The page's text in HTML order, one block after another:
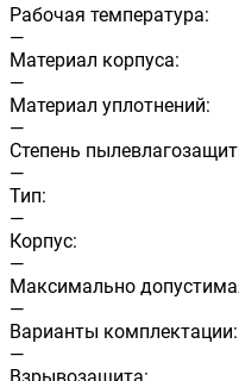
Рабочая температура:
—
Материал корпуса:
—
Материал уплотнений:
—
Cтепень
—
Тип:
—
Корпус:
—
Максимально
—
Варианты комплектации:
—
Взрывозащита: